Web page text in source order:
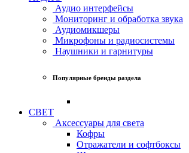
Аудио интерфейсы
Мониторинг и обработка звука
Аудиомикшеры
Микрофоны и радиосистемы
Наушники и гарнитуры
Популярные бренды раздела
СВЕТ
Аксессуары для света
Кофры
Отражатели и софтбоксы